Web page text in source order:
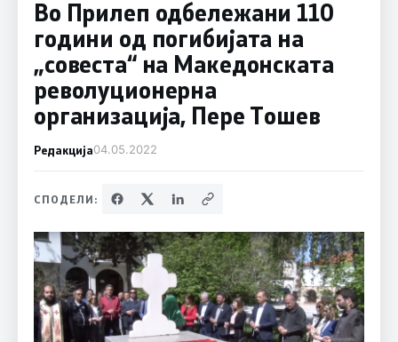
Во Прилеп одбележани 110
години од погибијата на
„совеста“ на Македонската
револуционерна
организација, Пере Тошев
Редакција04.05.2022
СПОДЕЛИ: